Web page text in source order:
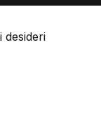
desideri